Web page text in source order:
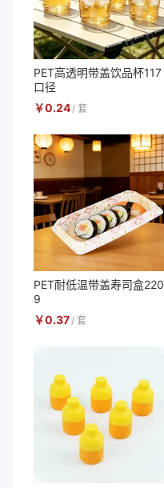
PET高透明带盖饮品杯117
口径
￥0.24 / 套
PET耐低温带盖寿司盒220
9
￥0.37 / 套